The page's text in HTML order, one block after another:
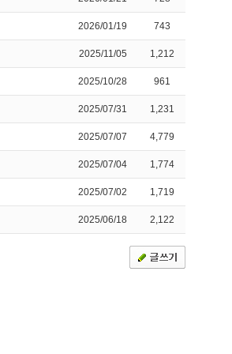
2026/01/19 743
2025/11/05 1,212
2025/10/28 961
2025/07/31 1,231
2025/07/07 4,779
2025/07/04 1,774
2025/07/02 1,719
2025/06/18 2,122